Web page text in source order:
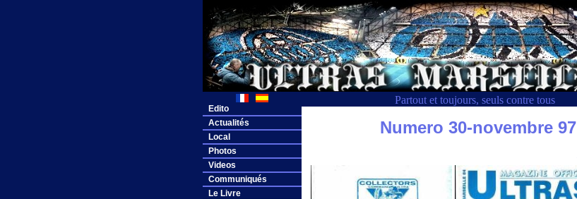
Partout et toujours, seuls contre tous
Edito
Actualités
Local
Photos
Videos
Communiqués
Le Livre
Numero 30-novembre 97